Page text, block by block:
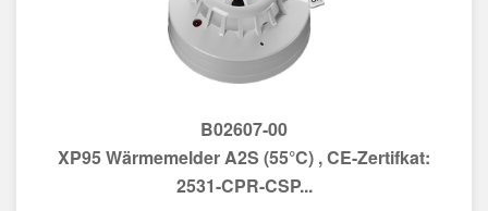
B02607-00
XP95 Wärmemelder A2S (55°C) , CE-Zertifkat:
2531-CPR-CSP...